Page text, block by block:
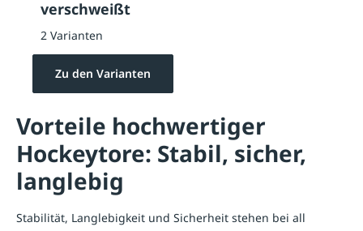
verschweißt
2 Varianten
Zu den Varianten
Vorteile hochwertiger
Hockeytore: Stabil, sicher,
langlebig
Stabilität, Langlebigkeit und Sicherheit stehen bei all